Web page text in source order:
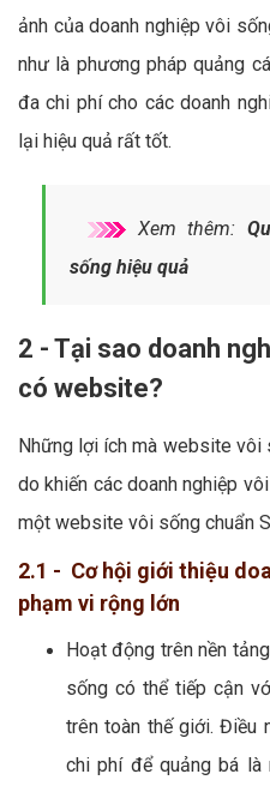
ảnh của doanh nghiệp vôi
như là phương pháp quảng
đa chi phí cho các doanh
lại hiệu quả rất tốt.
Xem thêm:
sống hiệu quả
2 - Tại sao doanh
có website?
Những lợi ích mà website vôi
do khiến các doanh nghiệp
một website vôi sống chuẩn
2.1 - Cơ hội giới thiệu
phạm vi rộng lớn
Hoạt động trên nền
sống có thể tiếp cận
trên toàn thế giới. Điều
chi phí để quảng bá